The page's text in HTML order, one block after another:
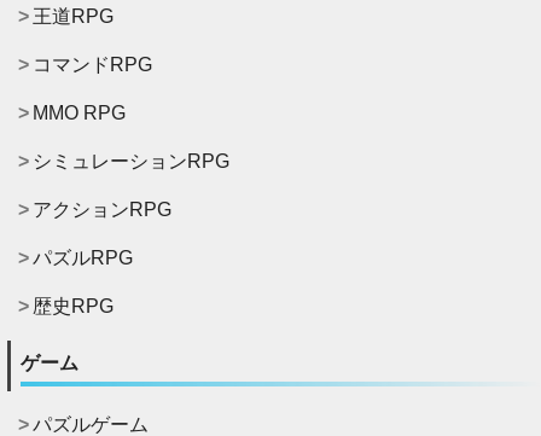
王道RPG
コマンドRPG
MMO RPG
シミュレーションRPG
アクションRPG
パズルRPG
歴史RPG
ゲーム
パズルゲーム